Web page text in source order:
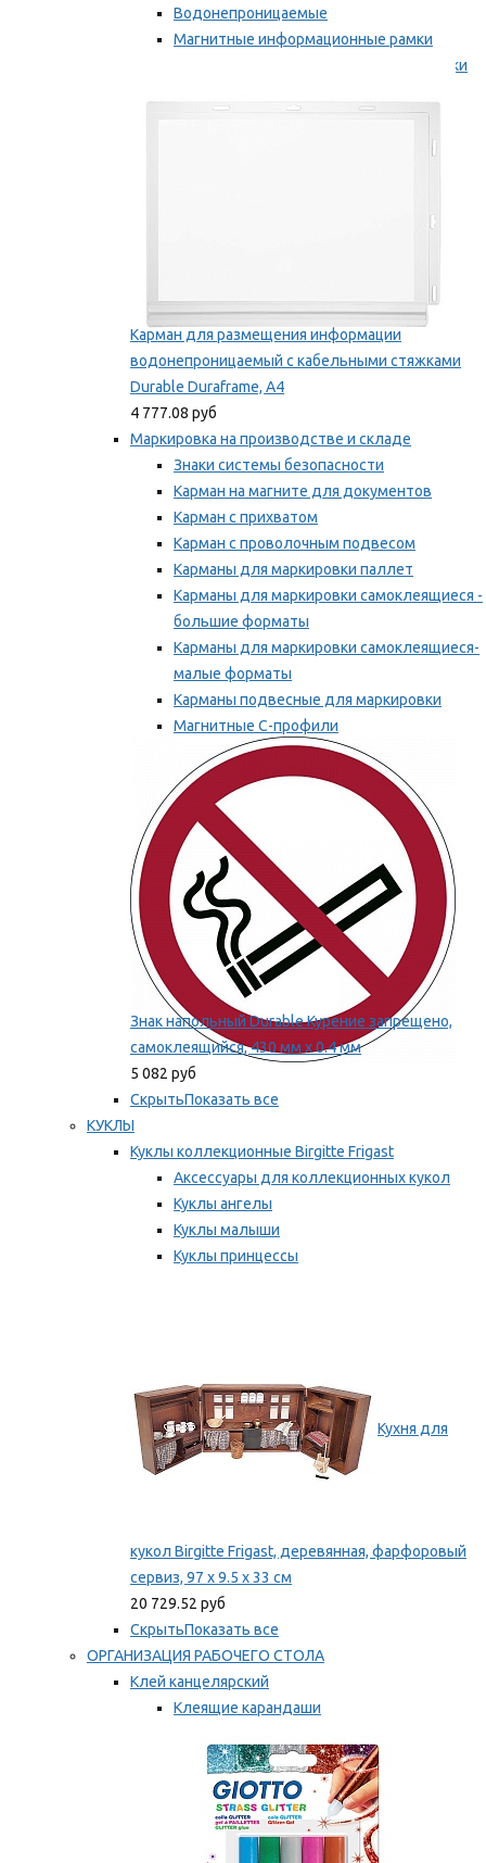
Водонепроницаемые
Магнитные информационные рамки
Самоклеящиеся информационные рамки
Карман для размещения информации
водонепроницаемый с кабельными стяжками
Durable Duraframe, А4
4 777.08 руб
Маркировка на производстве и складе
Знаки системы безопасности
Карман на магните для документов
Карман с прихватом
Карман с проволочным подвесом
Карманы для маркировки паллет
Карманы для маркировки самоклеящиеся -
большие форматы
Карманы для маркировки самоклеящиеся-
малые форматы
Карманы подвесные для маркировки
Магнитные С-профили
Напольная маркировка
Мы рекомендуем
Знак напольный Durable Курение запрещено,
самоклеящийся, 430 мм х 0.4 мм
5 082 руб
СкрытьПоказать все
КУКЛЫ
Куклы коллекционные Birgitte Frigast
Аксессуары для коллекционных кукол
Куклы ангелы
Куклы малыши
Куклы принцессы
Кухня для
кукол Birgitte Frigast, деревянная, фарфоровый
сервиз, 97 x 9.5 x 33 см
20 729.52 руб
СкрытьПоказать все
ОРГАНИЗАЦИЯ РАБОЧЕГО СТОЛА
Клей канцелярский
Клеящие карандаши
Мы рекомендуем